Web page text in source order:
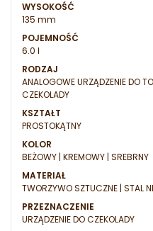
WYSOKOŚĆ
135 mm
POJEMNOŚĆ
6.0 l
RODZAJ
ANALOGOWE URZĄDZENIE DO
CZEKOLADY
KSZTAŁT
PROSTOKĄTNY
KOLOR
BEŻOWY | KREMOWY | SREBRNY
MATERIAŁ
TWORZYWO SZTUCZNE | STAL
PRZEZNACZENIE
URZĄDZENIE DO CZEKOLADY